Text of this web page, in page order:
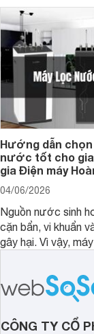
Hướng dẫn chọn
nước tốt cho
gia Điện máy
04/06/2026
Nguồn nước sinh
cặn bẩn, vi khuẩn
gây hại. Vì vậy,
sức khỏe và đảm
sạch cho cả gia
CÔNG TY CỔ